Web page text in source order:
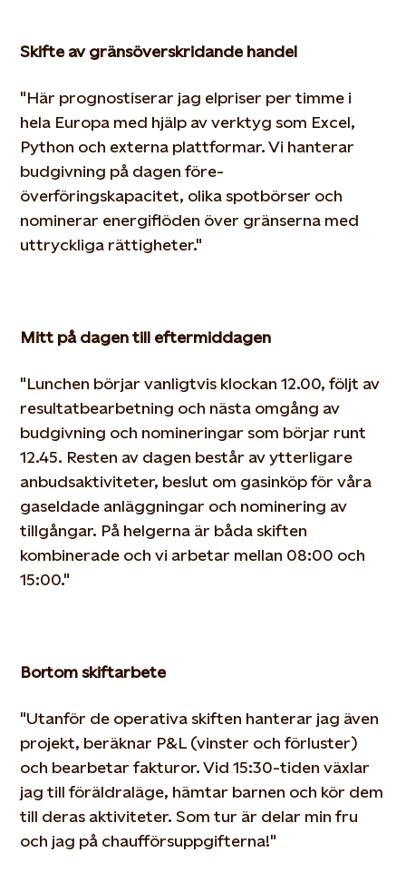
Skifte av gränsöverskridande handel
"Här prognostiserar jag elpriser per timme i
hela Europa med hjälp av verktyg som Excel,
Python och externa plattformar. Vi hanterar
budgivning på dagen före-
överföringskapacitet, olika spotbörser och
nominerar energiflöden över gränserna med
uttryckliga rättigheter."
Mitt på dagen till eftermiddagen
"Lunchen börjar vanligtvis klockan 12.00, följt av
resultatbearbetning och nästa omgång av
budgivning och nomineringar som börjar runt
12.45. Resten av dagen består av ytterligare
anbudsaktiviteter, beslut om gasinköp för våra
gaseldade anläggningar och nominering av
tillgångar. På helgerna är båda skiften
kombinerade och vi arbetar mellan 08:00 och
15:00."
Bortom skiftarbete
"Utanför de operativa skiften hanterar jag även
projekt, beräknar P&L (vinster och förluster)
och bearbetar fakturor. Vid15:30-tiden växlar
jag till föräldraläge, hämtar barnen och kör dem
till deras aktiviteter. Som tur är delar min fru
och jag på chaufförsuppgifterna!"